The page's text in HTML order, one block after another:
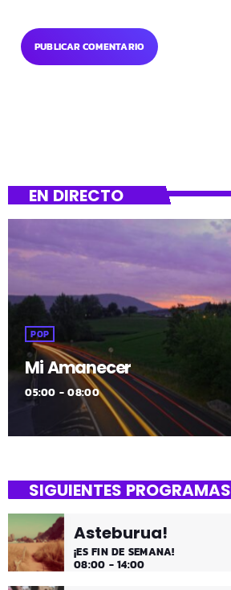
EN DIRECTO
POP
Mi Amanecer
05:00 - 08:00
SIGUIENTES PROGRAMAS
Asteburua!
¡ES FIN DE SEMANA!
08:00 - 14:00